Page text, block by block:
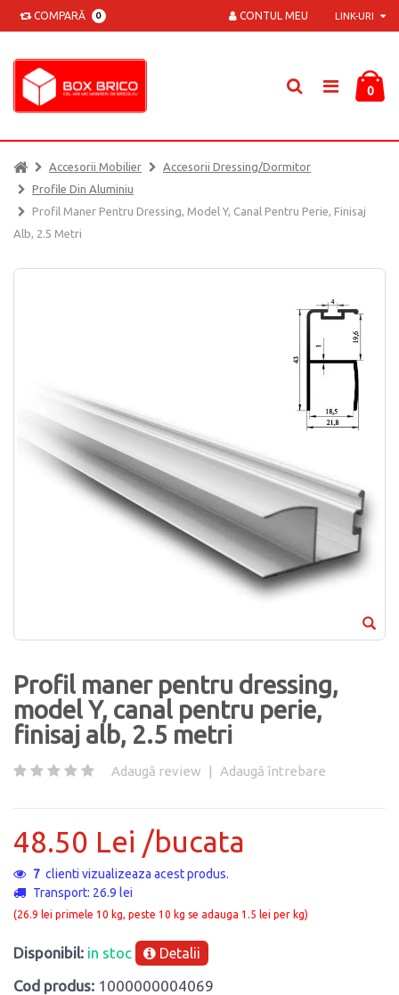
COMPARĂ 0 LINK-URI
CONTUL MEU
0
Accesorii Mobilier
Accesorii Dressing/dormitor
Profile Din Aluminiu
Profil Maner Pentru Dressing, Model Y, Canal Pentru Perie, Finisaj
Alb, 2.5 Metri
Profil maner pentru dressing,
model Y, canal pentru perie,
finisaj alb, 2.5 metri
Adaugă review | Adaugă întrebare
48.50 Lei /bucata
7 clienti vizualizeaza acest produs.
Transport: 26.9 lei
(26.9 lei primele 10 kg, peste 10 kg se adauga 1.5 lei per kg)
Disponibil: in stoc Detalii
Cod produs: 1000000004069